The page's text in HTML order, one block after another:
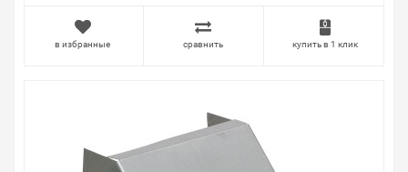
в избранные сравнить купить в 1 клик